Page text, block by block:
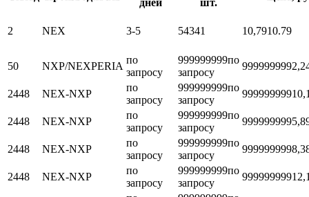
2 NEX 3-5 54341 10,7910.79
50 NXP/NEXPERIA
по
запросу
999999999по
запросу
999999999
2448 NEX-NXP
по
запросу
999999999по
запросу
999999999
2448 NEX-NXP
по
запросу
999999999по
запросу
999999999
2448 NEX-NXP
по
запросу
999999999по
запросу
999999999
2448 NEX-NXP
по
запросу
999999999по
запросу
999999999